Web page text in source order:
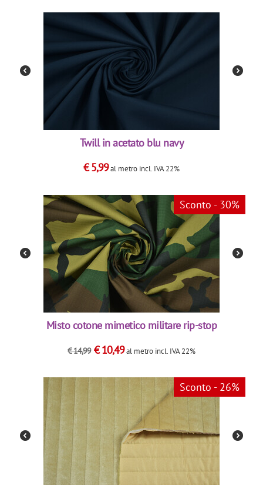
Twill in acetato blu navy
€5,99al metro incl. IVA 22%
Sconto - 30%
Misto cotone mimetico militare rip-stop
€14,99 €10,49al metro incl. IVA 22%
Sconto - 26%